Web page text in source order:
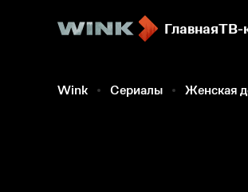
ГлавнаяТВ-
Wink Сериалы Женская